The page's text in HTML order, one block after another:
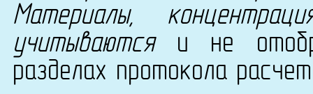
Материалы,
учитываютсяи не
разделах протокола